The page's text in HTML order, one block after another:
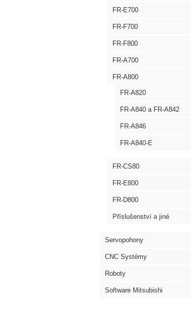
FR-E700
FR-F700
FR-F800
FR-A700
FR-A800
FR-A820
FR-A840 a FR-A842
FR-A846
FR-A840-E
FR-CS80
FR-E800
FR-D800
Příslušenství a jiné
Servopohony
CNC Systémy
Roboty
Software Mitsubishi